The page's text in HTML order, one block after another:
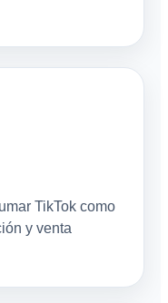
TikTok como
y venta